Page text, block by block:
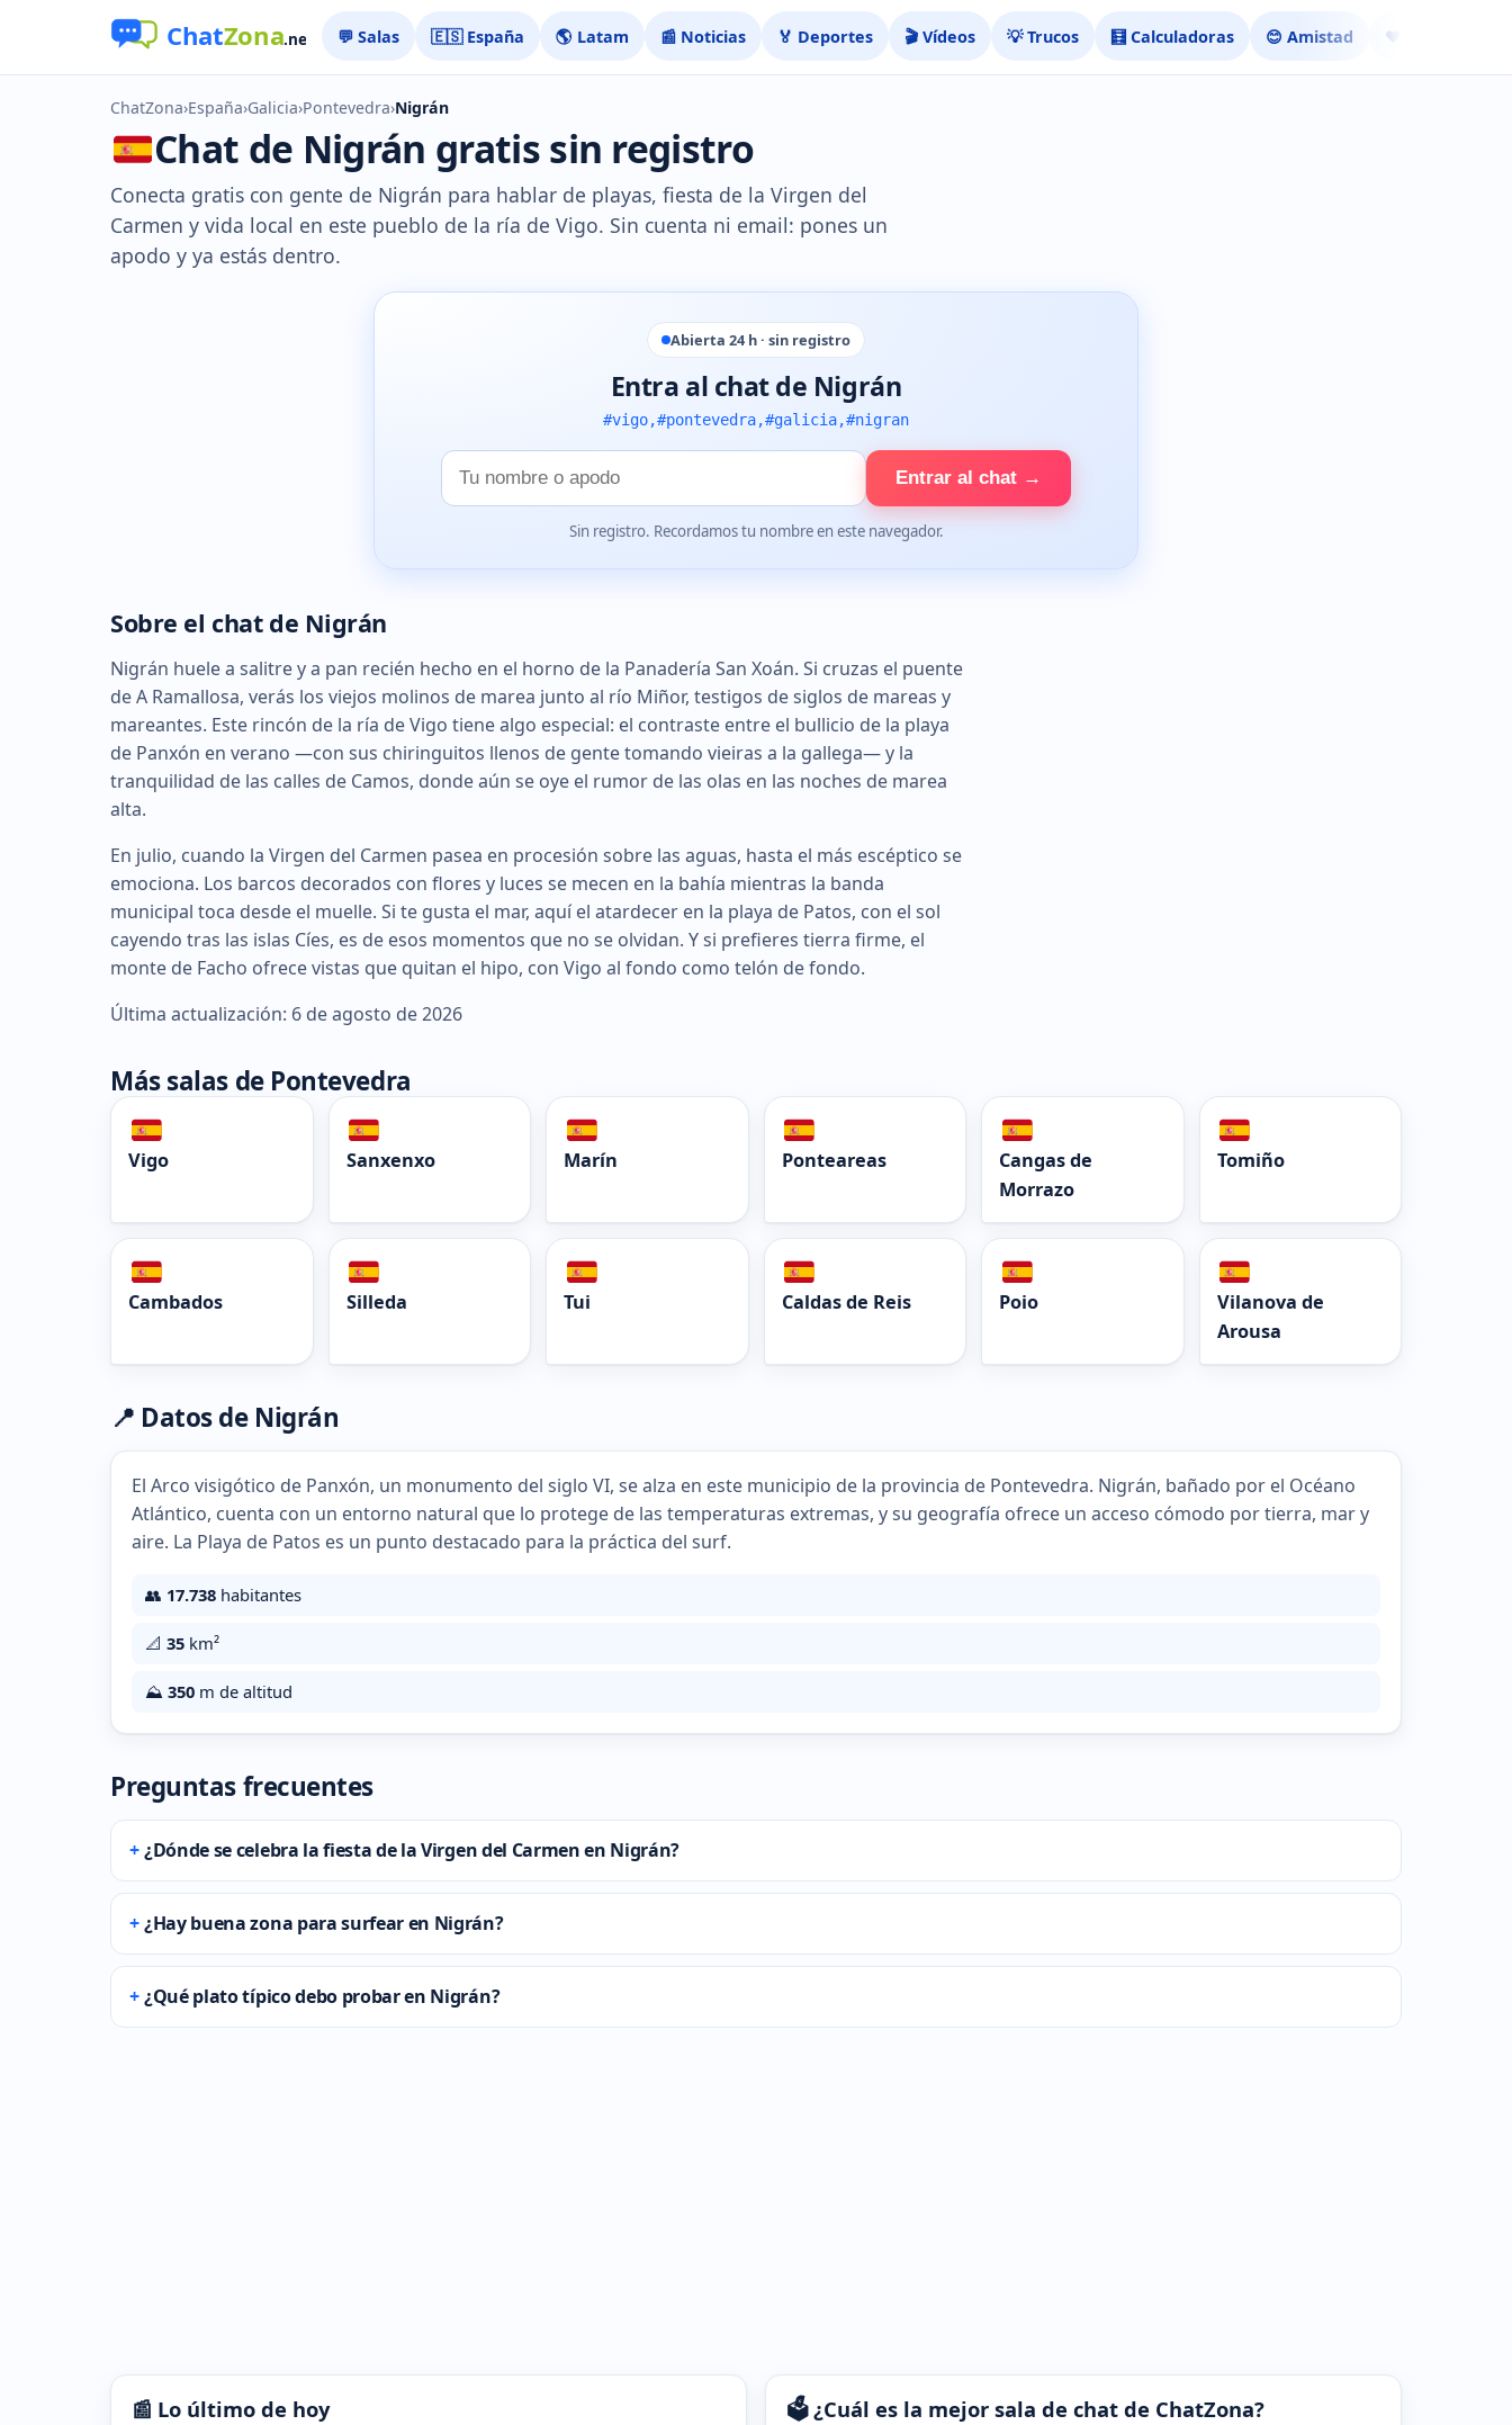
💬 Salas 🇪🇸 España 🌎 Latam 📰 Noticias 🏅 Deportes 🎬 Vídeos 💡 Trucos 🧮 Calculadoras 😊 Amistad ❤️ Ligar
ChatZona›España›Galicia›Pontevedra›Nigrán
Chat de Nigrán gratis sin registro
Conecta gratis con gente de Nigrán para hablar de playas, fiesta de la Virgen del
Carmen y vida local en este pueblo de la ría de Vigo. Sin cuenta ni email: pones un
apodo y ya estás dentro.
Abierta 24 h · sin registro
Entra al chat de Nigrán
#vigo,#pontevedra,#galicia,#nigran
Tu
nombre
Entrar al chat →
Sin registro. Recordamos tu nombre en este navegador.
Sobre el chat de Nigrán
Nigrán huele a salitre y a pan recién hecho en el horno de la Panadería San Xoán. Si cruzas el puente
de A Ramallosa, verás los viejos molinos de marea junto al río Miñor, testigos de siglos de mareas y
mareantes. Este rincón de la ría de Vigo tiene algo especial: el contraste entre el bullicio de la playa
de Panxón en verano —con sus chiringuitos llenos de gente tomando vieiras a la gallega— y la
tranquilidad de las calles de Camos, donde aún se oye el rumor de las olas en las noches de marea
alta.
En julio, cuando la Virgen del Carmen pasea en procesión sobre las aguas, hasta el más escéptico se
emociona. Los barcos decorados con flores y luces se mecen en la bahía mientras la banda
municipal toca desde el muelle. Si te gusta el mar, aquí el atardecer en la playa de Patos, con el sol
cayendo tras las islas Cíes, es de esos momentos que no se olvidan. Y si prefieres tierra firme, el
monte de Facho ofrece vistas que quitan el hipo, con Vigo al fondo como telón de fondo.
Última actualización: 6 de agosto de 2026
Más salas de Pontevedra
Vigo Sanxenxo Marín Ponteareas
Cangas de
Morrazo
Tomiño
Cambados Silleda Tui Caldas de Reis Poio
Vilanova de
Arousa
📍 Datos de Nigrán
El Arco visigótico de Panxón, un monumento del siglo VI, se alza en este municipio de la provincia de Pontevedra. Nigrán, bañado por el Océano
Atlántico, cuenta con un entorno natural que lo protege de las temperaturas extremas, y su geografía ofrece un acceso cómodo por tierra, mar y
aire. La Playa de Patos es un punto destacado para la práctica del surf.
👥 17.738 habitantes
📐 35 km²
⛰️ 350 m de altitud
Preguntas frecuentes
¿Dónde se celebra la fiesta de la Virgen del Carmen en Nigrán?
¿Hay buena zona para surfear en Nigrán?
¿Qué plato típico debo probar en Nigrán?
📰 Lo último de hoy 🗳️ ¿Cuál es la mejor sala de chat de ChatZona?